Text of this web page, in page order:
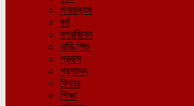
গণমাধ্যম
ধর্ম
নগরজিবন
নারি-শিশু
প্রবাস
প্রশাসন
ফিচার
শিক্ষা